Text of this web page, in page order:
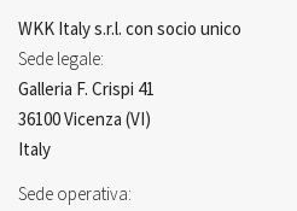
WKK Italy s.r.l. con socio unico
Sede legale:
Galleria F. Crispi 41
36100 Vicenza (VI)
Italy
Sede operativa: